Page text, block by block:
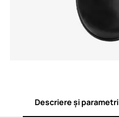
Descriere și parametri